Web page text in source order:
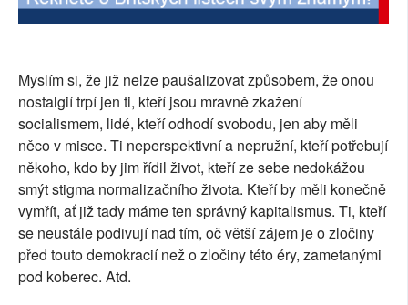
Myslím si, že již nelze paušalizovat způsobem, že onou
nostalgií trpí jen ti, kteří jsou mravně zkažení
socialismem, lidé, kteří odhodí svobodu, jen aby měli
něco v misce. Ti neperspektivní a nepružní, kteří potřebují
někoho, kdo by jim řídil život, kteří ze sebe nedokážou
smýt stigma normalizačního života. Kteří by měli konečně
vymřít, ať již tady máme ten správný kapitalismus. Ti, kteří
se neustále podivují nad tím, oč větší zájem je o zločiny
před touto demokracií než o zločiny této éry, zametanými
pod koberec. Atd.